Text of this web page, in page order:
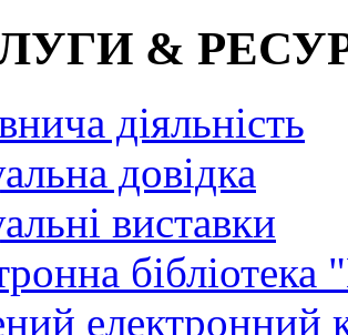
&
діяльність
довідка
виставки
електронний